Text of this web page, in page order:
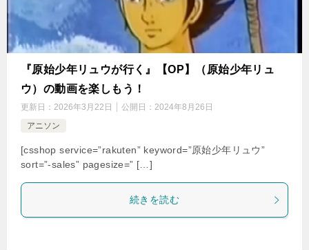
『原始少年リュウが行く』【OP】（原始少年リュ
ウ）の動画を楽しもう！
更新日： 2026年3月22日 公開日： 2024年8月26日
アニソン
[csshop service=”rakuten” keyword=”原始少年リュウ”
sort=”-sales” pagesize=” […]
続きを読む